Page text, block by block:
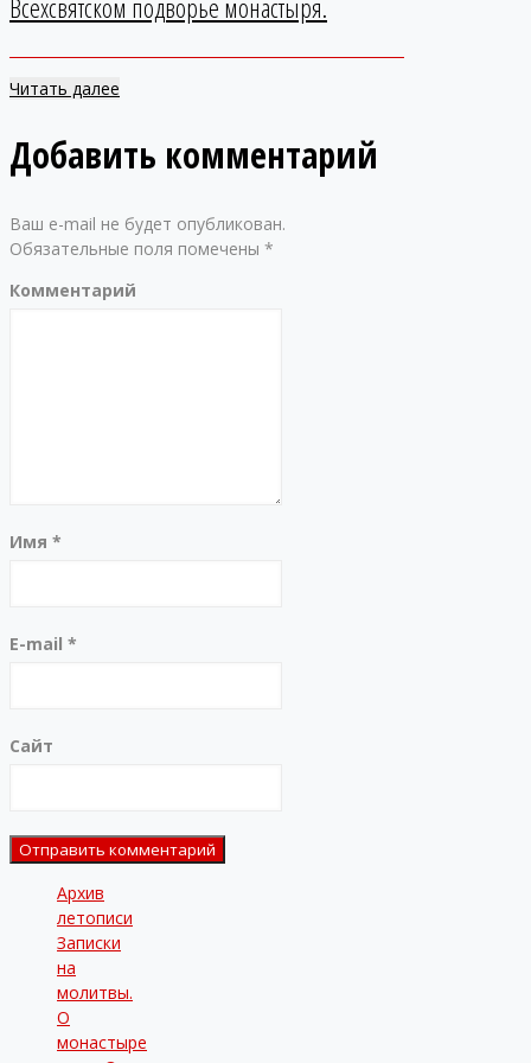
Всехсвятском подворье монастыря.
Читать далее
Добавить комментарий
Ваш e-mail не будет опубликован.
Обязательные поля помечены *
Комментарий
Имя *
E-mail *
Сайт
Архив
летописи
Записки
на
молитвы.
О
монастыре